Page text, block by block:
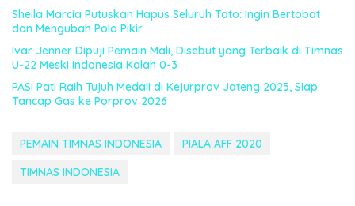
Sheila Marcia Putuskan Hapus Seluruh Tato: Ingin Bertobat
dan Mengubah Pola Pikir
Ivar Jenner Dipuji Pemain Mali, Disebut yang Terbaik di Timnas
U-22 Meski Indonesia Kalah 0-3
PASI Pati Raih Tujuh Medali di Kejurprov Jateng 2025, Siap
Tancap Gas ke Porprov 2026
PEMAIN TIMNAS INDONESIA
PIALA AFF 2020
TIMNAS INDONESIA